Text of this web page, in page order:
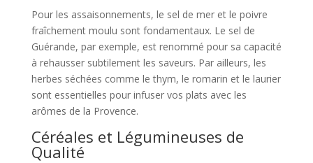
Pour les assaisonnements, le sel de mer et le poivre
fraîchement moulu sont fondamentaux. Le sel de
Guérande, par exemple, est renommé pour sa capacité
à rehausser subtilement les saveurs. Par ailleurs, les
herbes séchées comme le thym, le romarin et le laurier
sont essentielles pour infuser vos plats avec les
arômes de la Provence.
Céréales et Légumineuses de
Qualité